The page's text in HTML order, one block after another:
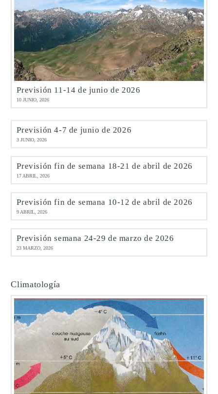
Previsión 11-14 de junio de 2026
10 JUNIO, 2026
Previsión 4-7 de junio de 2026
3 JUNIO, 2026
Previsión fin de semana 18-21 de abril de 2026
17 ABRIL, 2026
Previsión fin de semana 10-12 de abril de 2026
9 ABRIL, 2026
Previsión semana 24-29 de marzo de 2026
23 MARZO, 2026
Climatología